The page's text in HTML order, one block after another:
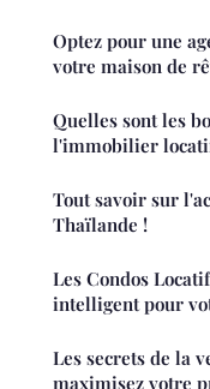
Optez pour une
votre maison de
Quelles sont les
l'immobilier
Tout savoir sur
Thaïlande !
Les Condos
intelligent pour
Les secrets de la
maximisez votre